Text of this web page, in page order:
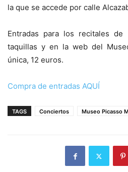
la que se accede por calle
Entradas para los recitales
taquillas y en la web del
única, 12 euros.
Compra de entradas AQUÍ
TAGS Conciertos Museo Picasso